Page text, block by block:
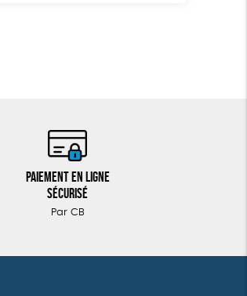
Paiement en ligne
sécurisé
Par CB